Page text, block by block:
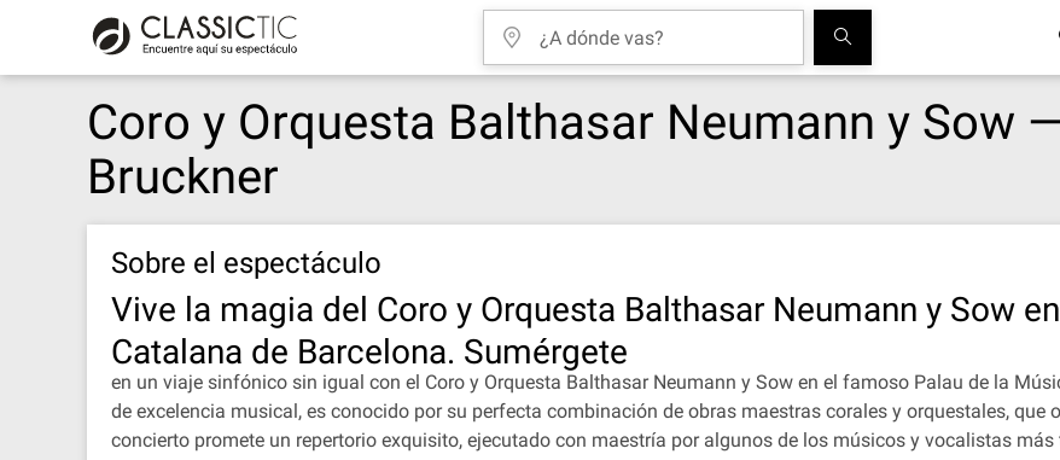
Coro y Orquesta Balthasar Neumann y Sow
Bruckner
Sobre el espectáculo
Vive la magia del Coro y Orquesta Balthasar Neumann y Sow
Catalana de Barcelona. Sumérgete
en un viaje sinfónico sin igual con el Coro y Orquesta Balthasar Neumann y Sow en el famoso Palau de la
de excelencia musical, es conocido por su perfecta combinación de obras maestras corales y orquestales,
concierto promete un repertorio exquisito, ejecutado con maestría por algunos de los músicos y vocalistas